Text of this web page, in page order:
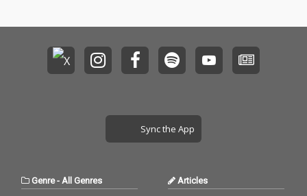
Sync the App
Genre- All Genres Articles